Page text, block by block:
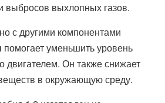
выбросов выхлопных газов.
с другими компонентами
уменьшить уровень
двигателем. Он также снижает
в окружающую среду.